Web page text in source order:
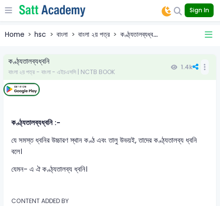
Sign In
Home hsc বাংলা বাংলা ২য় পত্র কণ্ঠ্যতালব্যধ্ব...
কণ্ঠ্যতালব্যধ্বনি
বাংলা ২য় পত্র - বাংলা - এইচএসসি | NCTB BOOK
1.4k
কণ্ঠ্যতালব্যধ্বনি :-
যে সমস্ত ধ্বনির উচ্চারণ স্থান কণ্ঠ এবং তালু উভয়ই, তাদের কণ্ঠ্যতালব্য ধ্বনি
বলে।
যেমন- এ ঐ কণ্ঠ্যতালব্য ধ্বনি।
CONTENT ADDED BY